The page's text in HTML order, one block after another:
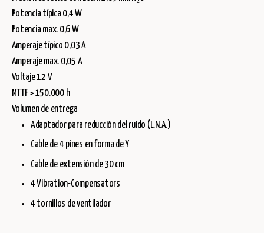
Potencia típica 0,4 W
Potencia max. 0,6 W
Amperaje típico 0,03 A
Amperaje max. 0,05 A
Voltaje 12 V
MTTF > 150.000 h
Volumen de entrega
Adaptador para reducción del ruido (L.N.A.)
Cable de 4 pines en forma de Y
Cable de extensión de 30 cm
4 Vibration-Compensators
4 tornillos de ventilador